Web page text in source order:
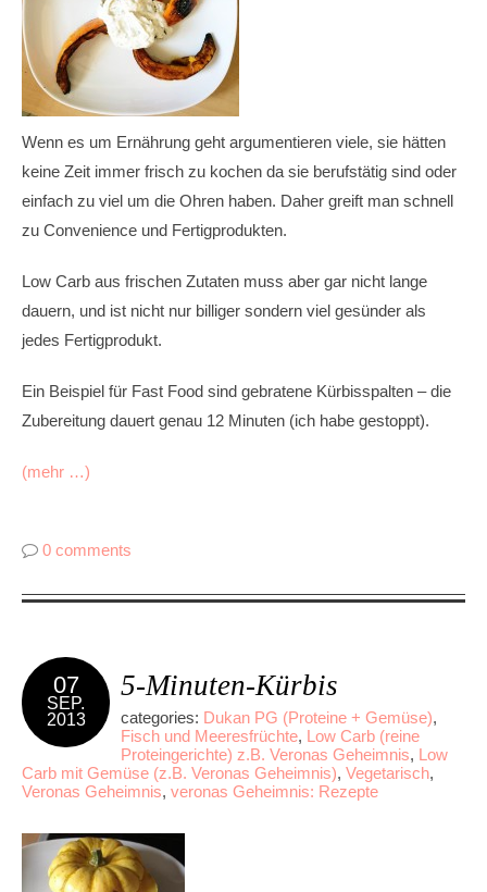
Wenn es um Ernährung geht argumentieren viele, sie hätten
keine Zeit immer frisch zu kochen da sie berufstätig sind oder
einfach zu viel um die Ohren haben. Daher greift man schnell
zu Convenience und Fertigprodukten.
Low Carb aus frischen Zutaten muss aber gar nicht lange
dauern, und ist nicht nur billiger sondern viel gesünder als
jedes Fertigprodukt.
Ein Beispiel für Fast Food sind gebratene Kürbisspalten – die
Zubereitung dauert genau 12 Minuten (ich habe gestoppt).
(mehr …)
0 comments
07
SEP.
2013
5-Minuten-Kürbis
categories: Dukan PG (Proteine + Gemüse),
Fisch und Meeresfrüchte, Low Carb (reine
Proteingerichte) z.B. Veronas Geheimnis, Low
Carb mit Gemüse (z.B. Veronas Geheimnis), Vegetarisch,
Veronas Geheimnis, veronas Geheimnis: Rezepte